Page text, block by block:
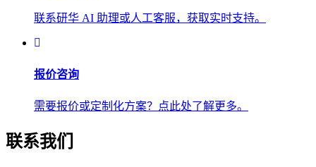
联系研华 AI 助理或人工客服，获取实时支持。
报价咨询
需要报价或定制化方案？点此处了解更多。
联系我们